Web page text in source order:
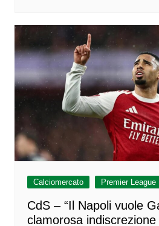
Calciomercato Premier League
CdS – “Il Napoli vuole
clamorosa